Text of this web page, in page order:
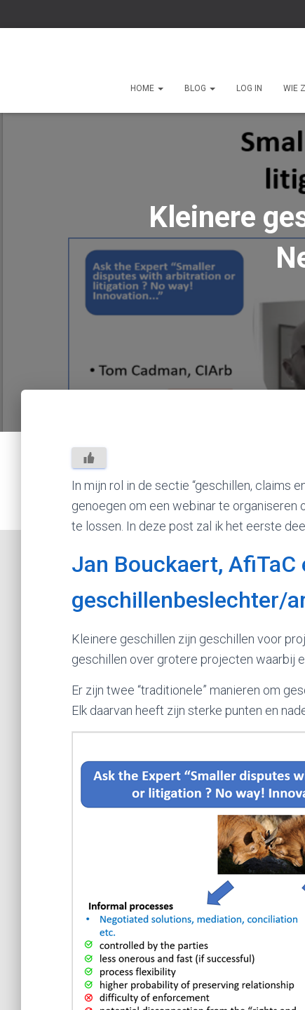
HOME BLOG LOG IN WIE
Kleinere
In mijn rol in de sectie “geschillen, claims
genoegen om een webinar te organiseren
te lossen. In deze post zal ik het eerste
Jan Bouckaert, AfiTaC
geschillenbeslechter/
Kleinere geschillen zijn geschillen voor
geschillen over grotere projecten waarbij
Er zijn twee “traditionele” manieren om
Elk daarvan heeft zijn sterke punten en